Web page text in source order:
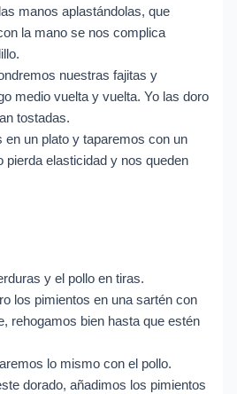
manos aplastándolas, que
la mano se nos complica
nuestras fajitas y
medio vuelta y vuelta. Yo las doro
tostadas.
en un plato y taparemos con un
pierda elasticidad y nos queden
y el pollo en tiras.
los pimientos en una sartén con
rehogamos bien hasta que estén
lo mismo con el pollo.
dorado, añadimos los pimientos